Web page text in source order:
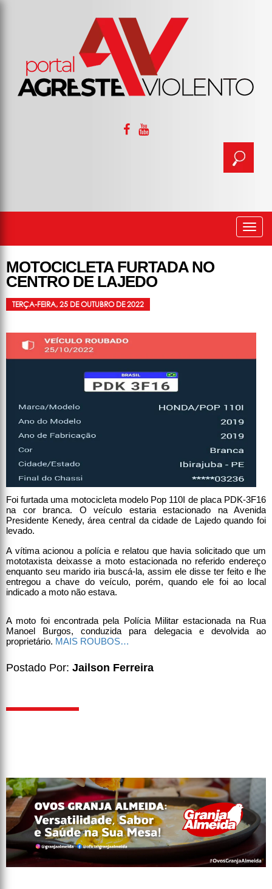
MOTOCICLETA FURTADA NO
CENTRO DE LAJEDO
TERÇA-FEIRA, 25 DE OUTUBRO DE 2022
Foi furtada uma motocicleta modelo Pop 110I de placa PDK-3F16
na cor branca. O veículo estaria estacionado na Avenida
Presidente Kenedy, área central da cidade de Lajedo quando foi
levado.
A vítima acionou a polícia e relatou que havia solicitado que um
mototaxista deixasse a moto estacionada no referido endereço
enquanto seu marido iria buscá-la, assim ele disse ter feito e lhe
entregou a chave do veículo, porém, quando ele foi ao local
indicado a moto não estava.
A moto foi encontrada pela Polícia Militar estacionada na Rua
Manoel Burgos, conduzida para delegacia e devolvida ao
proprietário. MAIS ROUBOS…
Postado Por: Jailson Ferreira